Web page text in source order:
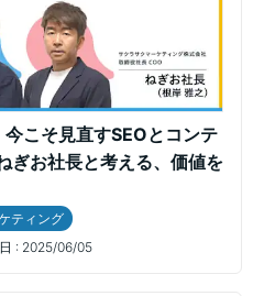
こそ見直すSEOとコンテ
ぎお社長と考える、価値を
ティング
: 2025/06/05